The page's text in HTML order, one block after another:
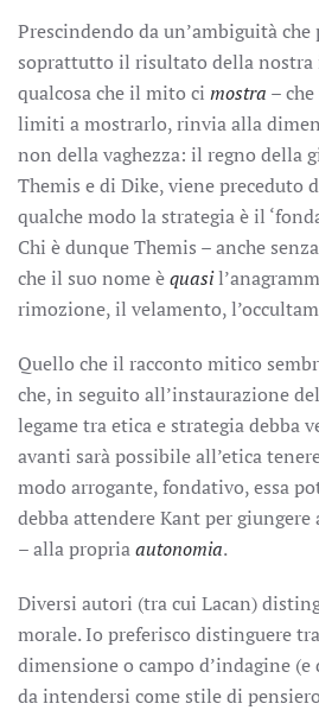
Prescindendo da un’ambiguità che
soprattutto il risultato della nostra
qualcosa che il mito ci mostra –
limiti a mostrarlo, rinvia alla
non della vaghezza: il regno della
Themis e di Dike, viene preceduto
qualche modo la strategia è il
Chi è dunque Themis – anche
che il suo nome èquasi
rimozione, il velamento,
Quello che il racconto mitico
che, in seguito all’instaurazione
legame tra etica e strategia debba
avanti sarà possibile all’etica
modo arrogante, fondativo, essa
debba attendere Kant per
– alla propriaautonomia.
Diversi autori (tra cui Lacan)
morale. Io preferisco distinguere
dimensione o campo d’indagine (e
da intendersi come stile di